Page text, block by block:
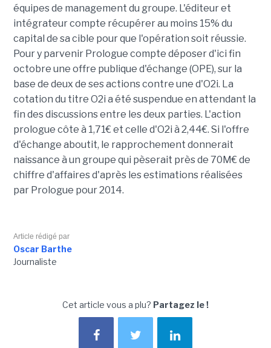
équipes de management du groupe. L'éditeur et
intégrateur compte récupérer au moins 15% du
capital de sa cible pour que l'opération soit réussie.
Pour y parvenir Prologue compte déposer d'ici fin
octobre une offre publique d'échange (OPE), sur la
base de deux de ses actions contre une d'O2i. La
cotation du titre O2i a été suspendue en attendant la
fin des discussions entre les deux parties. L'action
prologue côte à 1,71€ et celle d'O2i à 2,44€. Si l'offre
d'échange aboutit, le rapprochement donnerait
naissance à un groupe qui pèserait près de 70M€ de
chiffre d'affaires d'après les estimations réalisées
par Prologue pour 2014.
Article rédigé par
Oscar Barthe
Journaliste
Cet article vous a plu? Partagez le !